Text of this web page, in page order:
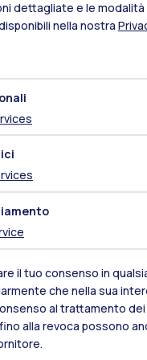
dettagliate e le modalità
nella nostra
il tuo consenso in
che nella sua
al trattamento
alla revoca possono